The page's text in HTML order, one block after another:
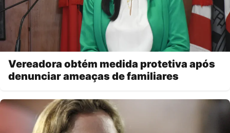
Vereadora obtém medida protetiva após
denunciar ameaças de familiares